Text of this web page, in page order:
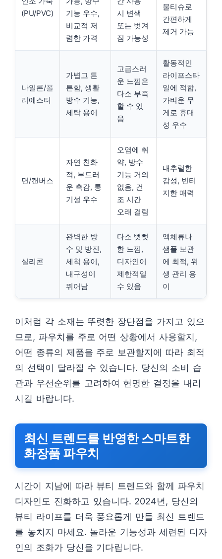
(PU/PVC)
기능 우수,
비교적 저
렴한 가격
시 변색
또는 벗겨
짐 가능성
물티슈로
간편하게
제거 가능
나일론/폴
리에스터
가볍고 튼
튼함, 생활
방수 기능,
세탁 용이
고급스러
운 느낌은
다소 부족
할 수 있
음
활동적인
라이프스타
일에 적합,
가벼운 무
게로 휴대
성 우수
면/캔버스
자연 친화
적, 부드러
운 촉감, 통
기성 우수
오염에 취
약, 방수
기능 거의
없음, 건
조 시간
오래 걸림
내추럴한
감성, 빈티
지한 매력
실리콘
완벽한 방
수 및 방진,
세척 용이,
내구성이
뛰어남
다소 뻣뻣
한 느낌,
디자인이
제한적일
수 있음
액체류나
샘플 보관
에 최적, 위
생 관리 용
이
이처럼 각 소재는 뚜렷한 장단점을 가지고 있으
므로, 파우치를 주로 어떤 상황에서 사용할지,
어떤 종류의 제품을 주로 보관할지에 따라 최적
의 선택이 달라질 수 있습니다. 당신의 소비 습
관과 우선순위를 고려하여 현명한 결정을 내리
시길 바랍니다.
최신 트렌드를 반영한 스마트한
화장품 파우치
시간이 지남에 따라 뷰티 트렌드와 함께 파우치
디자인도 진화하고 있습니다. 2024년, 당신의
뷰티 라이프를 더욱 풍요롭게 만들 최신 트렌드
를 놓치지 마세요. 놀라운 기능성과 세련된 디자
인의 조화가 당신을 기다립니다.